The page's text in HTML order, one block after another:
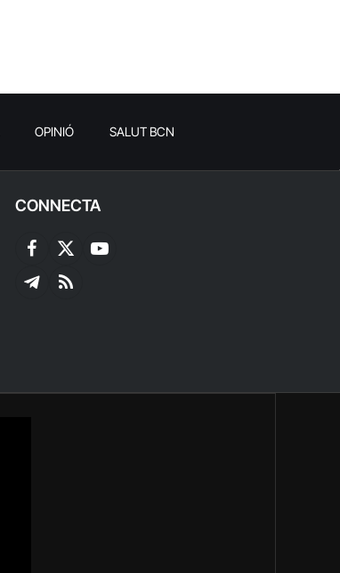
OPINIÓ SALUT BCN
CONNECTA
Facebook
X
(Twitter)
YouTube
TelegramRSS